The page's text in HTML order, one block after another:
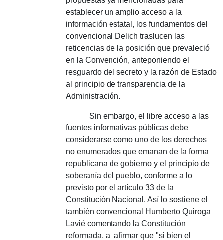
establecer un amplio acceso a la
información estatal, los fundamentos del
convencional Delich traslucen las
reticencias de la posición que prevaleció
en la Convención, anteponiendo el
resguardo del secreto y la razón de Estado
al principio de transparencia de la
Administración.
Sin embargo, el libre acceso a las
fuentes informativas públicas debe
considerarse como uno de los derechos
no enumerados que emanan de la forma
republicana de gobierno y el principio de
soberanía del pueblo, conforme a lo
previsto por el artículo 33 de la
Constitución Nacional. Así lo sostiene el
también convencional Humberto Quiroga
Lavié comentando la Constitución
reformada, al afirmar que "si bien el